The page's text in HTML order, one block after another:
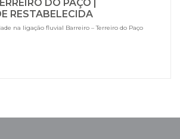
DO PAÇO |
RESTABELECIDA
na ligação fluvial Barreiro – Terreiro do Paço